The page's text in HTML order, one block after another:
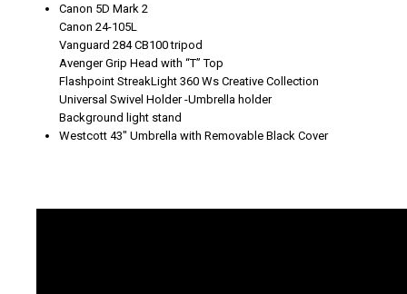
Canon 5D Mark 2
Canon 24-105L
Vanguard 284 CB100 tripod
Avenger Grip Head with “T” Top
Flashpoint StreakLight 360 Ws Creative Collection
Universal Swivel Holder -Umbrella holder
Background light stand
Westcott 43″ Umbrella with Removable Black Cover